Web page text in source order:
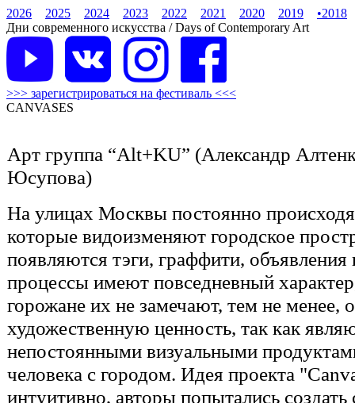
2026 2025 2024 2023 2022 2021 2020 2019 •2018
Дни современного искусства / Days of Contemporary Art
>>> зарегистрироваться на фестиваль <<<
CANVASES
Арт группа “Alt+KU” (Александр
Юсупова)
На улицах Москвы постоянно
которые видоизменяют городское
появляются тэги, граффити,
процессы имеют повседневный
горожане их не замечают, тем не
художественную ценность, так как
непостоянными визуальными
человека с городом. Идея проекта
интуитивно, авторы попытались создать